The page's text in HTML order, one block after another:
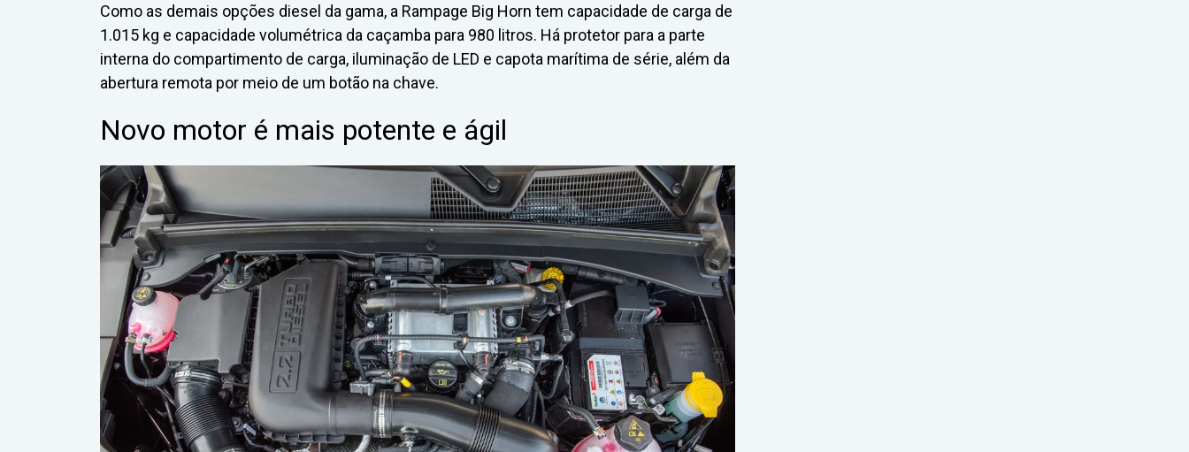
Como as demais opções diesel da gama, a Rampage Big Horn tem capacidade de carga de
1.015 kg e capacidade volumétrica da caçamba para 980 litros. Há protetor para a parte
interna do compartimento de carga, iluminação de LED e capota marítima de série, além da
abertura remota por meio de um botão na chave.
Novo motor é mais potente e ágil